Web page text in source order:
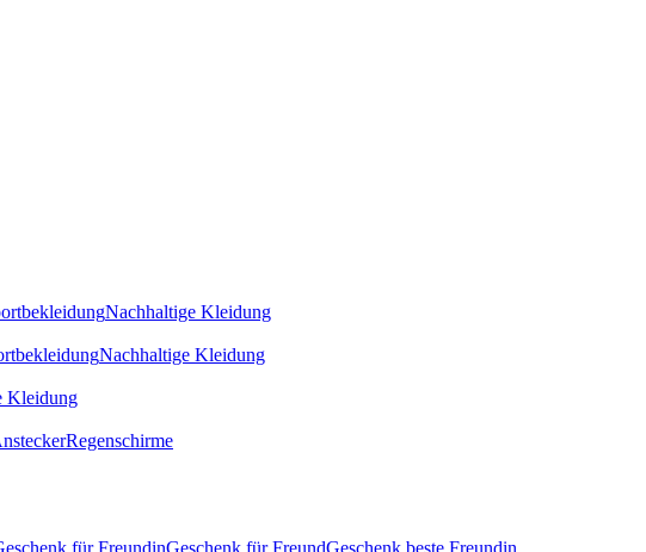
Nachhaltige Kleidung
Nachhaltige Kleidung
Kleidung
Regenschirme
für FreundinGeschenk für FreundGeschenk beste Freundin